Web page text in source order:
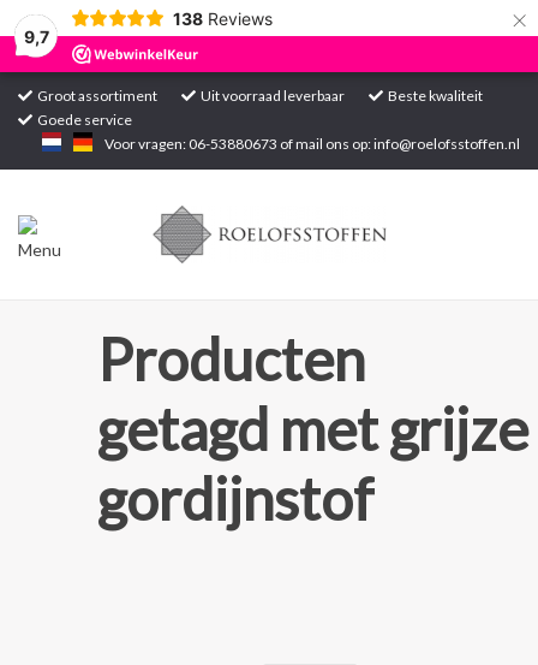
9,7
138 Reviews ×
Groot assortiment Uit voorraad leverbaar
Beste kwaliteit
Goede service
Voor vragen: 06-53880673 of mail ons op:info@roelofsstoffen.nl
Home
Producten
getagd met grijze
gordijnstof